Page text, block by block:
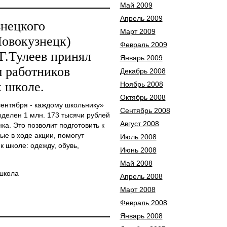
принял
работников
школе.
- каждому школьнику»
1 млн. 173 тысячи рублей
Это позволит подготовить к
в ходе акции, помогут
школе: одежду, обувь,
Май 2009
Апрель 2009
Март 2009
Февраль 2009
Январь 2009
Декабрь 2008
Ноябрь 2008
Октябрь 2008
Сентябрь 2008
Август 2008
Июль 2008
Июнь 2008
Май 2008
Апрель 2008
Март 2008
Февраль 2008
Январь 2008